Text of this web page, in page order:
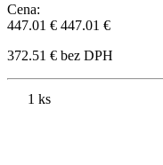
Cena:
447.01 € 447.01 €
372.51 € bez DPH
1 ks